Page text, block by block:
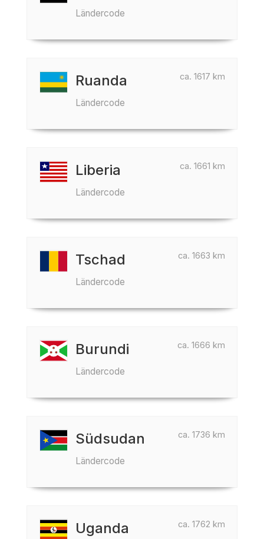
Ländercode
ca. 1617 km
Ruanda
Ländercode
ca. 1661 km
Liberia
Ländercode
ca. 1663 km
Tschad
Ländercode
ca. 1666 km
Burundi
Ländercode
ca. 1736 km
Südsudan
Ländercode
ca. 1762 km
Uganda